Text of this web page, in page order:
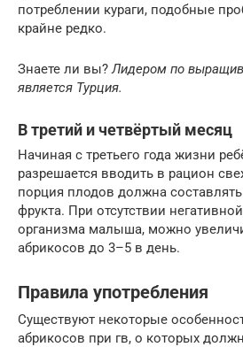
потреблении кураги, подобные
крайне редко.
Знаете ли вы?Лидером по
является Турция.
В третий и четвёртый месяц
Начиная с третьего года жизни
разрешается вводить в рацион
порция плодов должна
фрукта. При отсутствии
организма малыша, можно
абрикосов до 3–5 в день.
Правила употребления
Существуют некоторые
абрикосов при гв, о которых